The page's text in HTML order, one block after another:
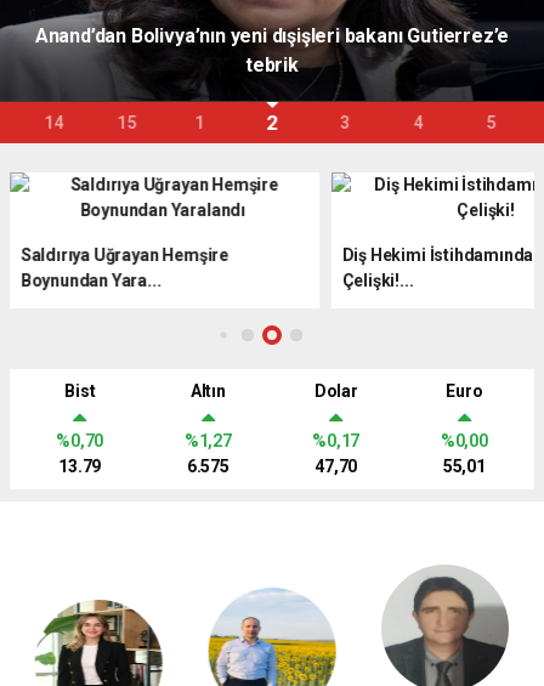
15 1 2 3 4 5 6
Saldırıya Uğrayan Hemşire
Boynundan Yara...
Diş Hekimi İstihdamında
Çelişki!...
Bist
%0,70
13.79
Altın
%1,27
6.575
Dolar
%0,17
47,70
Euro
%0,00
55,01